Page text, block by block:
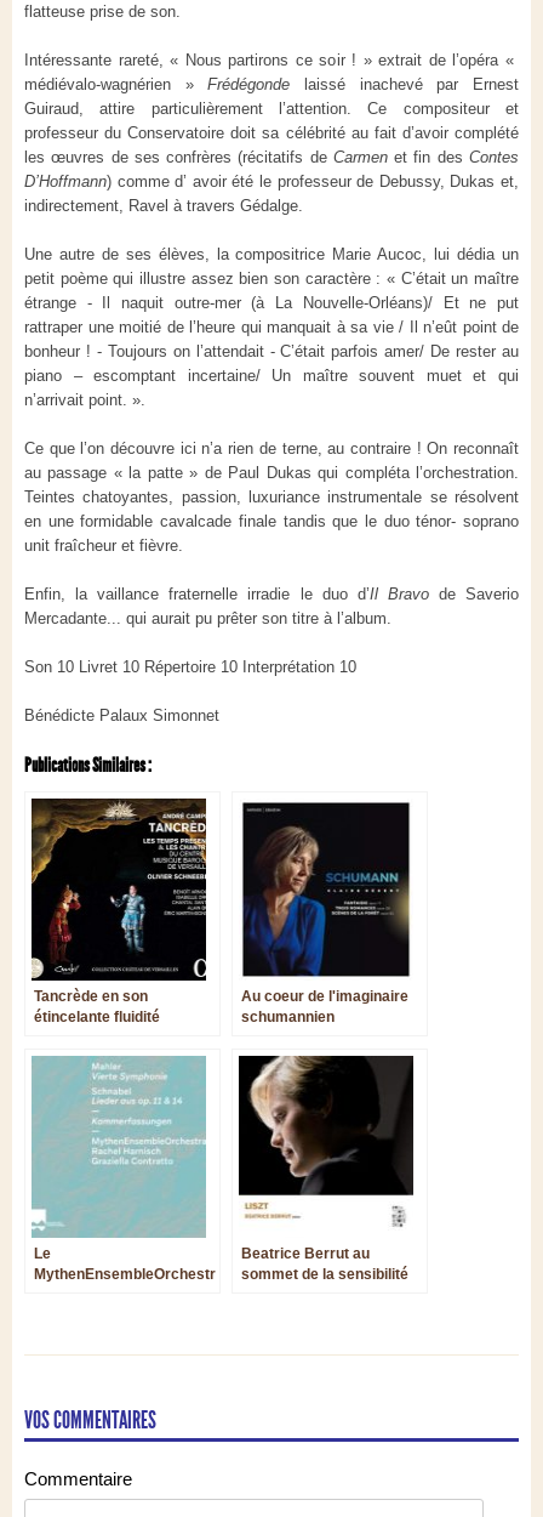
flatteuse prise de son.
Intéressante rareté, « Nous partirons ce soir ! » extrait de l’opéra «
médiévalo-wagnérien »Frédégondelaissé inachevé par Ernest
Guiraud, attire particulièrement l’attention. Ce compositeur et
professeur du Conservatoire doit sa célébrité au fait d’avoir complété
les œuvres de ses confrères (récitatifs de Carmenet fin desContes
D’Hoffmann) comme d’ avoir été le professeur de Debussy, Dukas et,
indirectement, Ravel à travers Gédalge.
Une autre de ses élèves, la compositrice Marie Aucoc, lui dédia un
petit poème qui illustre assez bien son caractère : « C’était un maître
étrange - Il naquit outre-mer (à La Nouvelle-Orléans)/ Et ne put
rattraper une moitié de l’heure qui manquait à sa vie / Il n’eût point de
bonheur ! - Toujours on l’attendait - C’était parfois amer/ De rester au
piano – escomptant incertaine/ Un maître souvent muet et qui
n’arrivait point. ».
Ce que l’on découvre ici n’a rien de terne, au contraire ! On reconnaît
au passage « la patte » de Paul Dukas qui compléta l’orchestration.
Teintes chatoyantes, passion, luxuriance instrumentale se résolvent
en une formidable cavalcade finale tandis que le duo ténor- soprano
unit fraîcheur et fièvre.
Enfin, la vaillance fraternelle irradie le duo d’Il Bravo de Saverio
Mercadante... qui aurait pu prêter son titre à l’album.
Son 10 Livret 10 Répertoire 10 Interprétation 10
Bénédicte Palaux Simonnet
Publications Similaires :
Tancrède en son
étincelante fluidité
Au coeur de l'imaginaire
schumannien
Le
MythenEnsembleOrchestral
Beatrice Berrut au
sommet de la sensibilité
VOS COMMENTAIRES
Commentaire